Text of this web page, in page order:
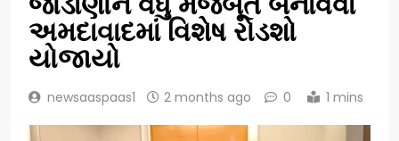
અમદાવાદમાં વિશેષ રોડશો
યોજાયો
newsaaspaas1 2 months ago 0 1 mins